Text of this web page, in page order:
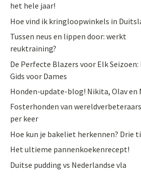
het hele jaar!
Hoe vind ik kringloopwinkels in
Tussen neus en lippen door: werkt
reuktraining?
De Perfecte Blazers voor Elk Seizoen:
Gids voor Dames
Honden-update-blog! Nikita, Olav en
Fosterhonden van
per keer
Hoe kun je bakeliet herkennen? Drie
Het ultieme pannenkoekenrecept!
Duitse pudding vs Nederlandse vla